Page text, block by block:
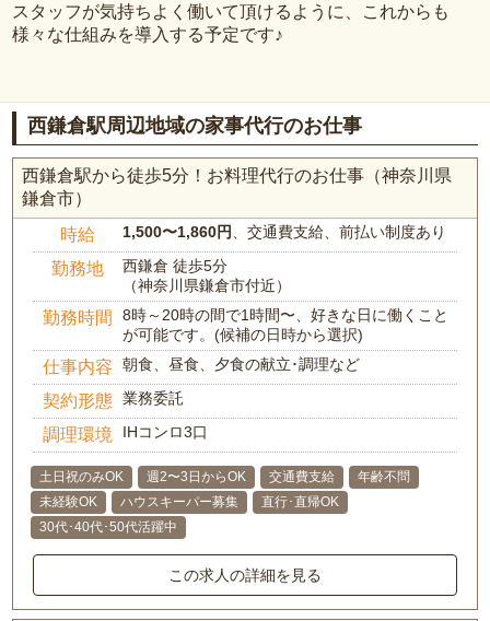
スタッフが気持ちよく働いて頂けるように、これからも
様々な仕組みを導入する予定です♪
西鎌倉駅周辺地域の家事代行のお仕事
西鎌倉駅から徒歩5分！お料理代行のお仕事（神奈川県
鎌倉市）
時給 1,500〜1,860円、交通費支給、前払い制度あり
勤務地
西鎌倉 徒歩5分
（神奈川県鎌倉市付近）
勤務時間
8時～20時の間で1時間〜、好きな日に働くこと
が可能です。(候補の日時から選択)
仕事内容 朝食、昼食、夕食の献立･調理など
契約形態 業務委託
調理環境 IHコンロ3口
土日祝のみOK 週2〜3日からOK 交通費支給
年齢不問
未経験OK
ハウスキーパー募集
直行･直帰OK
30代･40代･50代活躍中
この求人の詳細を見る